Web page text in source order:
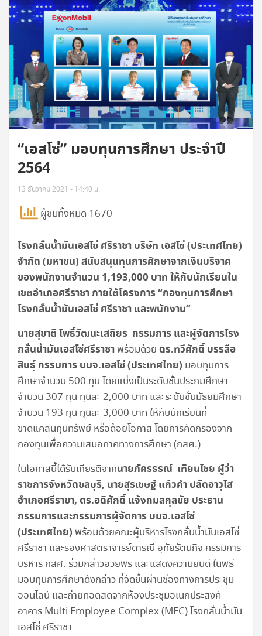
“เอสโซ่” มอบทุนการศึกษา ประจำปี
2564
13 ธันวาคม 2021 - 14:40 น.
ผู้ชมทั้งหมด 1670
โรงกลั่นน้ำมันเอสโซ่ ศรีราชา บริษัท เอสโซ่ (ประเทศไทย)
จำกัด (มหาชน)สนับสนุนทุนการศึกษาจากเงินบริจาค
ของพนักงานจำนวน 1,193,000 บาท ให้กับนักเรียนใน
เขตอำเภอศรีราชา ภายใต้โครงการ “กองทุนการศึกษา
โรงกลั่นน้ำมันเอสโซ่ ศรีราชา และพนักงาน”
นายสุชาติ โพธิ์วัฒนะเสถียร กรรมการ และผู้จัดการโรง
กลั่นน้ำมันเอสโซ่ศรีราชาพร้อมด้วย ดร.ทวีศักดิ์ บรรลือ
สินธุ์ กรรมการ บมจ.เอสโซ่ (ประเทศไทย) มอบทุนการ
ศึกษาจำนวน 500 ทุน โดยแบ่งเป็นระดับชั้นประถมศึกษา
จำนวน 307 ทุน ทุนละ 2,000 บาท และระดับชั้นมัธยมศึกษา
จำนวน 193 ทุน ทุนละ 3,000 บาท ให้กับนักเรียนที่
ขาดแคลนทุนทรัพย์ หรือด้อยโอกาส โดยการคัดกรองจาก
กองทุนเพื่อความเสมอภาคทางการศึกษา (กสศ.)
ในโอกาสนี้ได้รับเกียรติจากนายภัครธรณ์ เทียนไชย ผู้ว่า
ราชการจังหวัดชลบุรี, นายสุรเชษฐ์ แก้วคำ ปลัดอาวุโส
อำเภอศรีราชา, ดร.อดิศักดิ์ แจ้งกมลกุลชัย ประธาน
กรรมการและกรรมการผู้จัดการ บมจ.เอสโซ่
(ประเทศไทย) พร้อมด้วยคณะผู้บริหารโรงกลั่นน้ำมันเอสโซ่
ศรีราชา และรองศาสตราจารย์ดารณี อุทัยรัตนกิจ กรรมการ
บริหาร กสศ. ร่วมกล่าวอวยพร และแสดงความยินดี ในพิธี
มอบทุนการศึกษาดังกล่าว ที่จัดขึ้นผ่านช่องทางการประชุม
ออนไลน์ และถ่ายทอดสดจากห้องประชุมอเนกประสงค์
อาคาร Multi Employee Complex (MEC) โรงกลั่นน้ำมัน
เอสโซ่ ศรีราชา